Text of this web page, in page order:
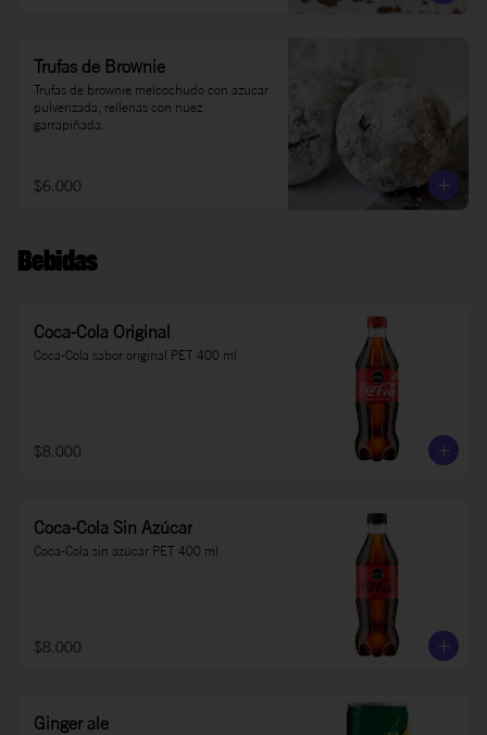
Trufas de Brownie
Trufas de brownie melcochudo con azúcar
pulverizada, rellenas con nuez
garrapiñada.
$6.000
Bebidas
Coca-Cola Original
Coca-Cola sabor original PET 400 ml
$8.000
Coca-Cola Sin Azúcar
Coca-Cola sin azúcar PET 400 ml
$8.000
Ginger ale